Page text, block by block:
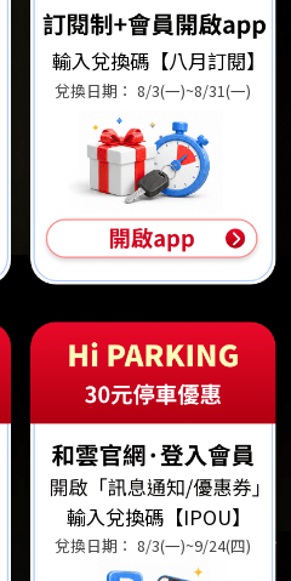
輸入兌換碼【八月訂閱】
兌換日期： 8/3(一)~8/31(一)
輸入兌換碼【IPOU】
兌換日期： 8/3(一)~9/24(四)